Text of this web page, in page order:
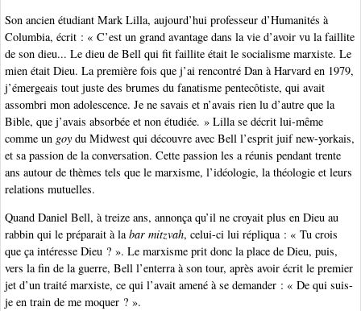
Son ancien étudiant Mark Lilla, aujourd’hui professeur d’Humanités à
Columbia, écrit : « C’est un grand avantage dans la vie d’avoir vu la faillite
de son dieu... Le dieu de Bell qui fit faillite était le socialisme marxiste. Le
mien était Dieu. La première fois que j’ai rencontré Dan à Harvard en 1979,
j’émergeais tout juste des brumes du fanatisme pentecôtiste, qui avait
assombri mon adolescence. Je ne savais et n’avais rien lu d’autre que la
Bible, que j’avais absorbée et non étudiée. » Lilla se décrit lui-même
comme un goy du Midwest qui découvre avec Bell l’esprit juif new-yorkais,
et sa passion de la conversation. Cette passion les a réunis pendant trente
ans autour de thèmes tels que le marxisme, l’idéologie, la théologie et leurs
relations mutuelles.
Quand Daniel Bell, à treize ans, annonça qu’il ne croyait plus en Dieu au
rabbin qui le préparait à labar mitzvah, celui-ci lui répliqua : « Tu crois
que ça intéresse Dieu ? ». Le marxisme prit donc la place de Dieu, puis,
vers la fin de la guerre, Bell l’enterra à son tour, après avoir écrit le premier
jet d’un traité marxiste, ce qui l’avait amené à se demander : « De qui suis-
je en train de me moquer ? ».